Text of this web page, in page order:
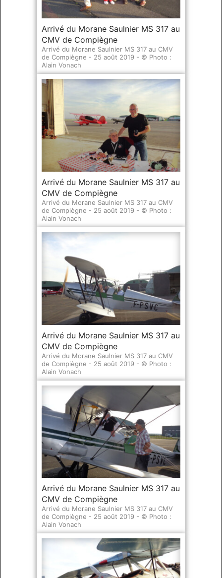
Arrivé du Morane Saulnier MS 317 au
CMV de Compiègne
Arrivé du Morane Saulnier MS 317 au CMV
de Compiègne - 25 août 2019 - © Photo :
Alain Vonach
Arrivé du Morane Saulnier MS 317 au
CMV de Compiègne
Arrivé du Morane Saulnier MS 317 au CMV
de Compiègne - 25 août 2019 - © Photo :
Alain Vonach
Arrivé du Morane Saulnier MS 317 au
CMV de Compiègne
Arrivé du Morane Saulnier MS 317 au CMV
de Compiègne - 25 août 2019 - © Photo :
Alain Vonach
Arrivé du Morane Saulnier MS 317 au
CMV de Compiègne
Arrivé du Morane Saulnier MS 317 au CMV
de Compiègne - 25 août 2019 - © Photo :
Alain Vonach